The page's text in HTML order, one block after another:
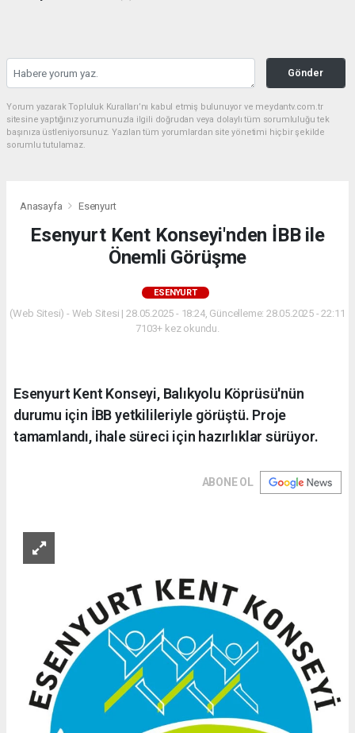
Gönder
Yorum yazarak Topluluk Kuralları’nı kabul etmiş bulunuyor ve meydantv.com.tr
sitesine yaptığınız yorumunuzla ilgili doğrudan veya dolaylı tüm sorumluluğu tek
başınıza üstleniyorsunuz. Yazılan tüm yorumlardan site yönetimi hiçbir şekilde
sorumlu tutulamaz.
Anasayfa Esenyurt
Esenyurt Kent Konseyi'nden İBB ile
Önemli Görüşme
ESENYURT
(Web Sitesi) - Web Sitesi | 28.05.2025 - 18:24, Güncelleme: 28.05.2025 - 22:11
7103+ kez okundu.
Esenyurt Kent Konseyi, Balıkyolu Köprüsü'nün
durumu için İBB yetkilileriyle görüştü. Proje
tamamlandı, ihale süreci için hazırlıklar sürüyor.
ABONE OL